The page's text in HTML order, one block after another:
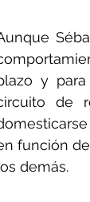
y
de
función
demás.